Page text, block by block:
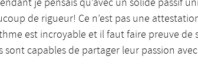
de rigueur! Ce n’est pas une
est incroyable et il faut faire preuve
sont capables de partager leur passion